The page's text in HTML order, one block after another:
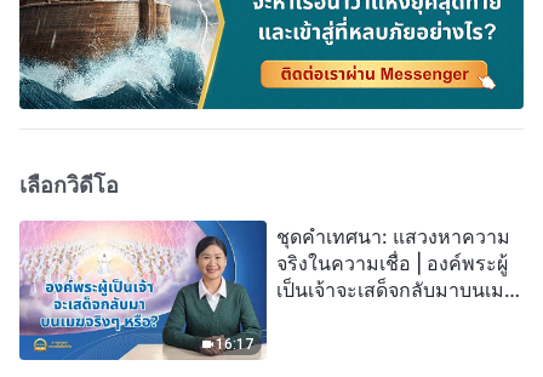
เลือกวิดีโอ
16:17
ชุดคำเทศนา: แสวงหาความ
จริงในความเชื่อ | องค์พระผู้
เป็นเจ้าจะเสด็จกลับมาบนเมฆ